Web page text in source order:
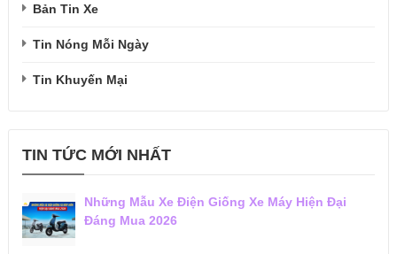
Bản Tin Xe
Tin Nóng Mỗi Ngày
Tin Khuyến Mại
TIN TỨC MỚI NHẤT
Những Mẫu Xe Điện Giống Xe Máy Hiện Đại
Đáng Mua 2026